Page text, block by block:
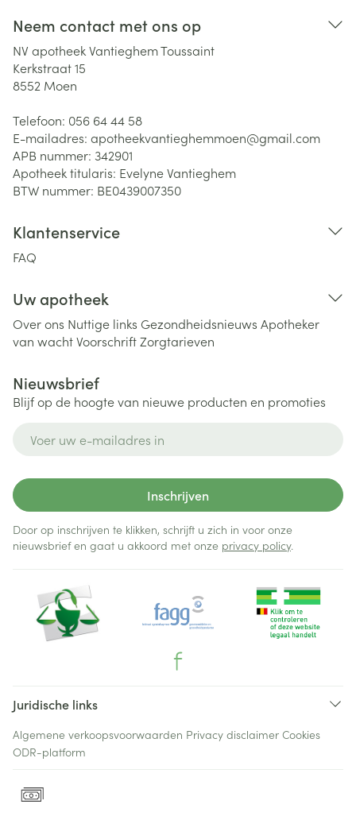
Neem contact met ons op
NV apotheek Vantieghem Toussaint
Kerkstraat 15
8552 Moen
Telefoon: 056 64 44 58
E-mailadres: apotheekvantieghemmoen@gmail.com
APB nummer: 342901
Apotheek titularis: Evelyne Vantieghem
BTW nummer: BE0439007350
Klantenservice
FAQ
Uw apotheek
Over ons Nuttige links Gezondheidsnieuws Apotheker
van wachtVoorschriftZorgtarieven
Nieuwsbrief
Blijf op de hoogte van nieuwe producten en promoties
Inschrijven
Door op inschrijven te klikken, schrijft u zich in voor onze
nieuwsbrief en gaat u akkoord met onze privacy policy.
Juridische links
Algemene verkoopsvoorwaarden Privacy disclaimer Cookies
ODR-platform